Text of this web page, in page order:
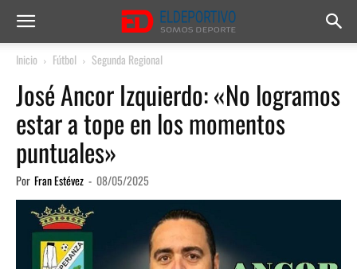
Inicio Fútbol Segunda Regional
José Ancor Izquierdo: «No logramos
estar a tope en los momentos
puntuales»
Por Fran Estévez - 08/05/2025